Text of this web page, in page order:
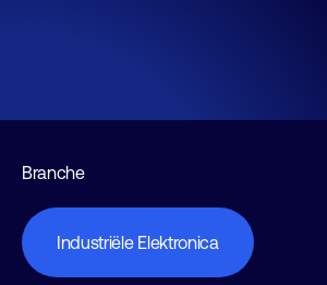
Branche
Industriële Elektronica